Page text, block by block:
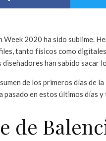
Week 2020 ha sido sublime.
tanto físicos como
diseñadores han sabido sacar
de los primeros días de la
pasado en estos últimos días
de